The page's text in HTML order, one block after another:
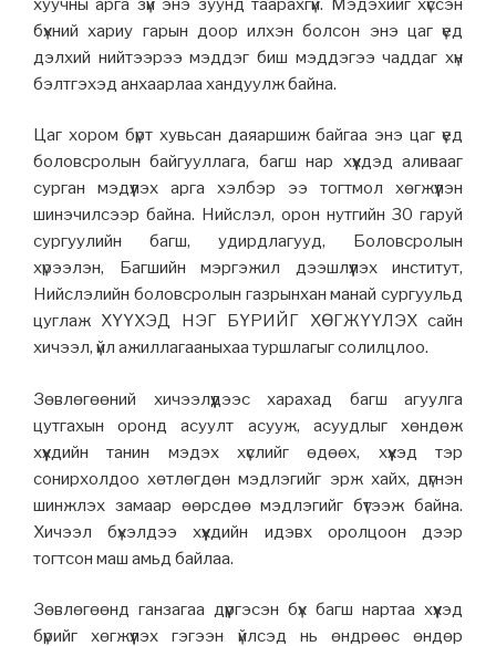
хуучны арга зүй энэ зуунд таарахгүй. Мэдэхийг хүссэн
бүхний хариу гарын доор илхэн болсон энэ цаг үед
дэлхий нийтээрээ мэддэг биш мэддэгээ чаддаг хүн
бэлтгэхэд анхаарлаа хандуулж байна.
Цаг хором бүрт хувьсан даяаршиж байгаа энэ цаг үед
боловсролын байгууллага, багш нар хүүхдэд аливааг
сурган мэдүүлэх арга хэлбэр ээ тогтмол хөгжүүлэн
шинэчилсээр байна. Нийслэл, орон нутгийн 30 гаруй
сургуулийн багш, удирдлагууд, Боловсролын
хүрээлэн, Багшийн мэргэжил дээшлүүлэх институт,
Нийслэлийн боловсролын газрынхан манай сургуульд
цуглаж ХҮҮХЭД НЭГ БҮРИЙГ ХӨГЖҮҮЛЭХ сайн
хичээл, үйл ажиллагааныхаа туршлагыг солилцлоо.
Зөвлөгөөний хичээлүүдээс харахад багш агуулга
цутгахын оронд асуулт асууж, асуудлыг хөндөж
хүүхдийн танин мэдэх хүслийг өдөөх, хүүхэд тэр
сонирхолдоо хөтлөгдөн мэдлэгийг эрж хайх, дүгнэн
шинжлэх замаар өөрсдөө мэдлэгийг бүтээж байна.
Хичээл бүхэлдээ хүүхдийн идэвх оролцоон дээр
тогтсон маш амьд байлаа.
Зөвлөгөөнд ганзагаа дүүргэсэн бүх багш нартаа хүүхэд
бүрийг хөгжүүлэх гэгээн үйлсэд нь өндрөөс өндөр